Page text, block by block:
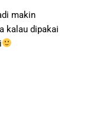
makin
kalau dipakai